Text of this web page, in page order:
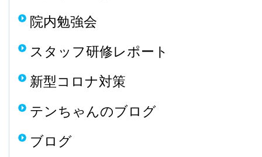
院内勉強会
スタッフ研修レポート
新型コロナ対策
テンちゃんのブログ
ブログ